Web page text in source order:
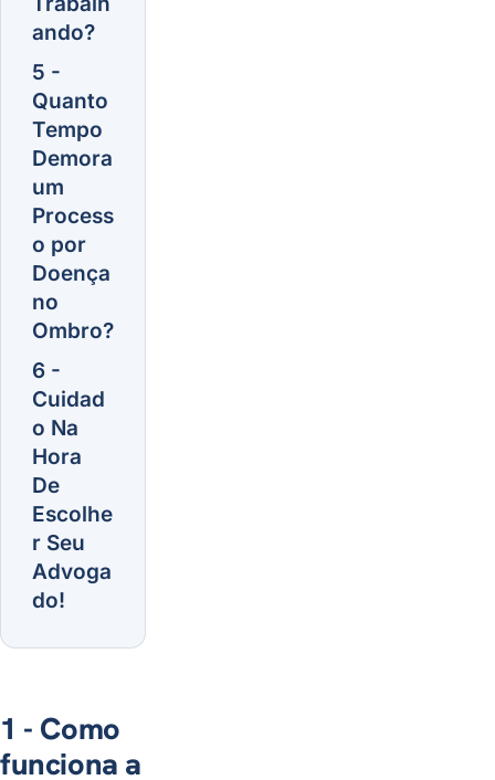
ando?
5 -
Quanto
Tempo
Demora
um
Process
o por
Doença
no
Ombro?
6 -
Cuidad
o Na
Hora
De
Escolhe
r Seu
Advoga
do!
1 - Como
funciona a